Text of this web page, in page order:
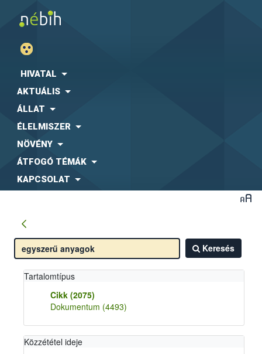
HIVATAL
AKTUÁLIS
ÁLLAT
ÉLELMISZER
NÖVÉNY
ÁTFOGÓ TÉMÁK
KAPCSOLAT
Keresés
Tartalomtípus
Cikk (2075)
Dokumentum (4493)
Közzététel ideje